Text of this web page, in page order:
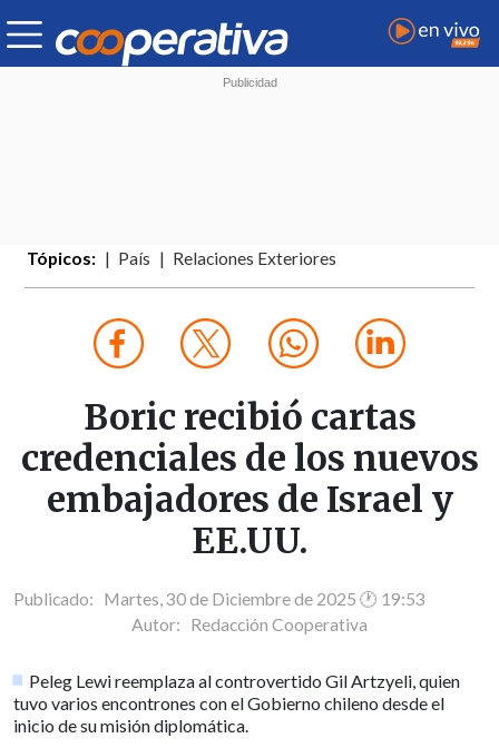
Tópicos: País Relaciones Exteriores
Boric recibió cartas
credenciales de los nuevos
embajadores de Israel y
EE.UU.
Publicado: Martes, 30 de Diciembre de 2025 🕐 19:53
Autor: Redacción Cooperativa
Peleg Lewi reemplaza al controvertido Gil Artzyeli, quien
tuvo varios encontrones con el Gobierno chileno desde el
inicio de su misión diplomática.